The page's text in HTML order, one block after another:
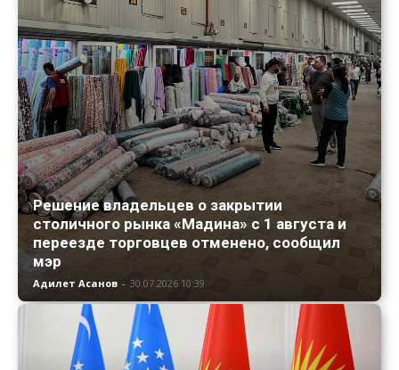
Решение владельцев о закрытии
столичного рынка «Мадина» с 1 августа и
переезде торговцев отменено, сообщил
мэр
Адилет Асанов - 30.07.2026 10:39